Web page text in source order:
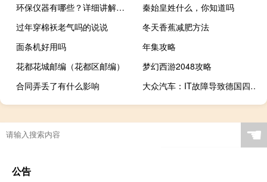
环保仪器有哪些？详细讲解各类环保仪器的使用方法
秦始皇姓什么，你知道吗
过年穿棉袄老气吗的说说
冬天香蕉减肥方法
面条机好用吗
年集攻略
花都花城邮编（花都区邮编）
梦幻西游2048攻略
合同弄丢了有什么影响
大众汽车：IT故障导致德国四家工厂停产
梦幻西游花圃哪里买
☚
公告